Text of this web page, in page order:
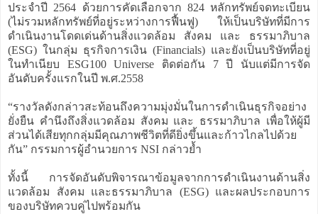
ประจำปี 2564 ด้วยการคัดเลือกจาก 824 หลักทรัพย์จดทะเบียน
(ไม่รวมหลักทรัพย์ที่อยู่ระหว่างการฟื้นฟู) ให้เป็นบริษัทที่มีการ
ดำเนินงานโดดเด่นด้านสิ่งแวดล้อม สังคม และ ธรรมาภิบาล
(ESG) ในกลุ่ม ธุรกิจการเงิน (Financials) และยังเป็นบริษัทที่อยู่
ในทำเนียบ ESG100 Universe ติดต่อกัน 7 ปี นับแต่มีการจัด
อันดับครั้งแรกในปี พ.ศ.2558
“รางวัลดังกล่าวสะท้อนถึงความมุ่งมั่นในการดำเนินธุรกิจอย่าง
ยั่งยืน คำนึงถึงสิ่งแวดล้อม สังคม และ ธรรมาภิบาล เพื่อให้ผู้มี
ส่วนได้เสียทุกกลุ่มมีคุณภาพชีวิตที่ดียิ่งขึ้นและก้าวไกลไปด้วย
กัน” กรรมการผู้อำนวยการ NSI กล่าวย้ำ
ทั้งนี้ การจัดอันดับพิจารณาข้อมูลจากการดำเนินงานด้านสิ่ง
แวดล้อม สังคม และธรรมาภิบาล (ESG) และผลประกอบการ
ของบริษัทควบคู่ไปพร้อมกัน